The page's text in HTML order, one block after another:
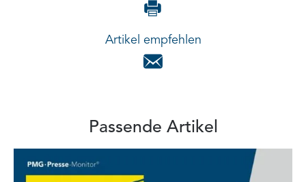
Artikel empfehlen
Passende Artikel